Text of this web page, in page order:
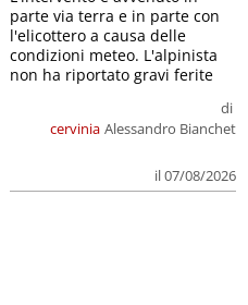
cervinia
di
Alessandro Bianchet
il 07/08/2026
parte via terra e in parte con
l'elicottero a causa delle
condizioni meteo. L'alpinista
non ha riportato gravi ferite